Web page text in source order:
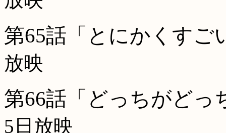
第65話「とにかくすご
放映
第66話「どっちがどっ
5日放映